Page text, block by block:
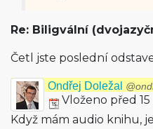
Re: Biligvální
Četl jste poslední
Ondřej Doležal
Vloženo před
Když mám audio knihu,